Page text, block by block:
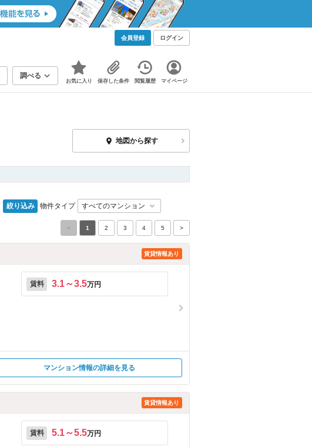
会員登録 ログイン
調べる
お気に入り 保存した条件 閲覧履歴 マイページ
地図から探す
絞り込み 物件タイプ
< 1 2 3 4 5 >
賃貸情報あり
賃料 3.1～3.5万円
マンション情報の詳細を見る
賃貸情報あり
賃料 5.1～5.5万円